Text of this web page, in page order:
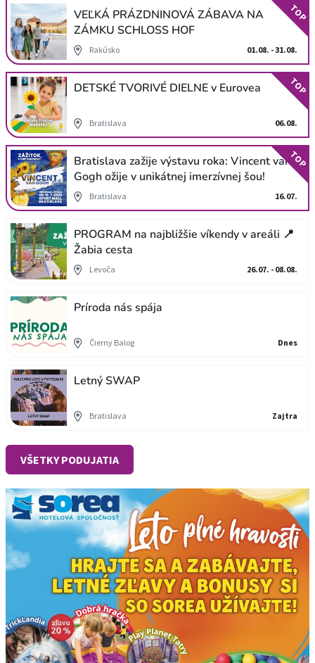
VEĽKÁ PRÁZDNINOVÁ ZÁBAVA NA
ZÁMKU SCHLOSS HOF
Rakúsko 01.08. - 31.08.
TOP
DETSKÉ TVORIVÉ DIELNE v Eurovea
Bratislava 06.08.
TOP
Bratislava zažije výstavu roka: Vincent van
Gogh ožije v unikátnej imerzívnej šou!
Bratislava 16.07.
TOP
PROGRAM na najbližšie víkendy v areáli 📍
Žabia cesta
Levoča 26.07. - 08.08.
Príroda nás spája
Čierny Balog Dnes
Letný SWAP
Bratislava Zajtra
VŠETKY PODUJATIA